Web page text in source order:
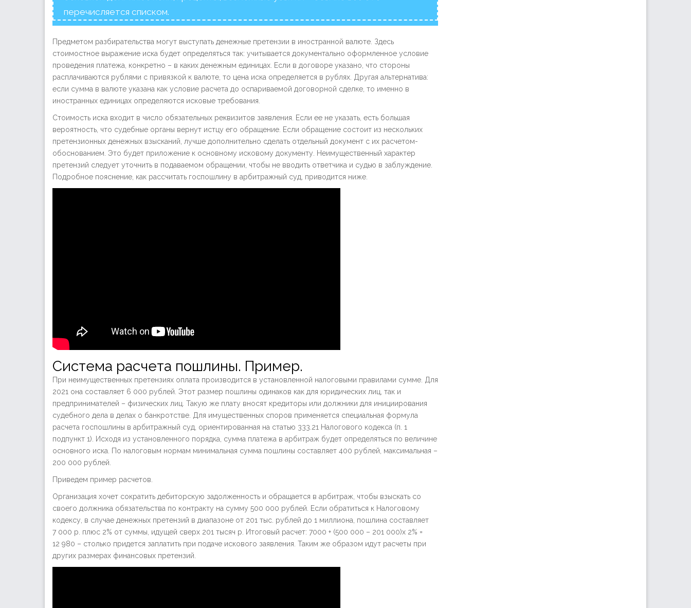
перечисляется списком.
Предметом разбирательства могут выступать денежные претензии в иностранной валюте. Здесь
стоимостное выражение иска будет определяться так: учитывается документально оформленное условие
проведения платежа, конкретно – в каких денежным единицах. Если в договоре указано, что стороны
расплачиваются рублями с привязкой к валюте, то цена иска определяется в рублях. Другая альтернатива:
если сумма в валюте указана как условие расчета до оспариваемой договорной сделке, то именно в
иностранных единицах определяются исковые требования.
Стоимость иска входит в число обязательных реквизитов заявления. Если ее не указать, есть большая
вероятность, что судебные органы вернут истцу его обращение. Если обращение состоит из нескольких
претензионных денежных взысканий, лучше дополнительно сделать отдельный документ с их расчетом-
обоснованием. Это будет приложение к основному исковому документу. Неимущественный характер
претензий следует уточнить в подаваемом обращении, чтобы не вводить ответчика и судью в заблуждение.
Подробное пояснение, как рассчитать госпошлину в арбитражный суд, приводится ниже.
Система расчета пошлины. Пример.
При неимущественных претензиях оплата производится в установленной налоговыми правилами сумме. Для
2021 она составляет 6 000 рублей. Этот размер пошлины одинаков как для юридических лиц, так и
предпринимателей – физических лиц. Такую же плату вносят кредиторы или должники для инициирования
судебного дела в делах о банкротстве. Для имущественных споров применяется специальная формула
расчета госпошлины в арбитражный суд, ориентированная на статью 333.21 Налогового кодекса (п. 1
подпункт 1). Исходя из установленного порядка, сумма платежа в арбитраж будет определяться по величине
основного иска. По налоговым нормам минимальная сумма пошлины составляет 400 рублей, максимальная –
200 000 рублей.
Приведем пример расчетов.
Организация хочет сократить дебиторскую задолженность и обращается в арбитраж, чтобы взыскать со
своего должника обязательства по контракту на сумму 500 000 рублей. Если обратиться к Налоговому
кодексу, в случае денежных претензий в диапазоне от 201 тыс. рублей до 1 миллиона, пошлина составляет
7 000 р. плюс 2% от суммы, идущей сверх 201 тысяч р. Итоговый расчет: 7000 + (500 000 – 201 000)х 2% =
12 980 – столько придется заплатить при подаче искового заявления. Таким же образом идут расчеты при
других размерах финансовых претензий.